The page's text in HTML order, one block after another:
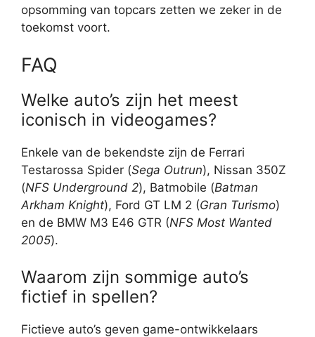
opsomming van topcars zetten we zeker in de
toekomst voort.
FAQ
Welke auto’s zijn het meest
iconisch in videogames?
Enkele van de bekendste zijn de Ferrari
Testarossa Spider (Sega Outrun), Nissan 350Z
(NFS Underground 2), Batmobile (Batman
Arkham Knight), Ford GT LM 2 (Gran Turismo)
en de BMW M3 E46 GTR (NFS Most Wanted
2005).
Waarom zijn sommige auto’s
fictief in spellen?
Fictieve auto’s geven game-ontwikkelaars